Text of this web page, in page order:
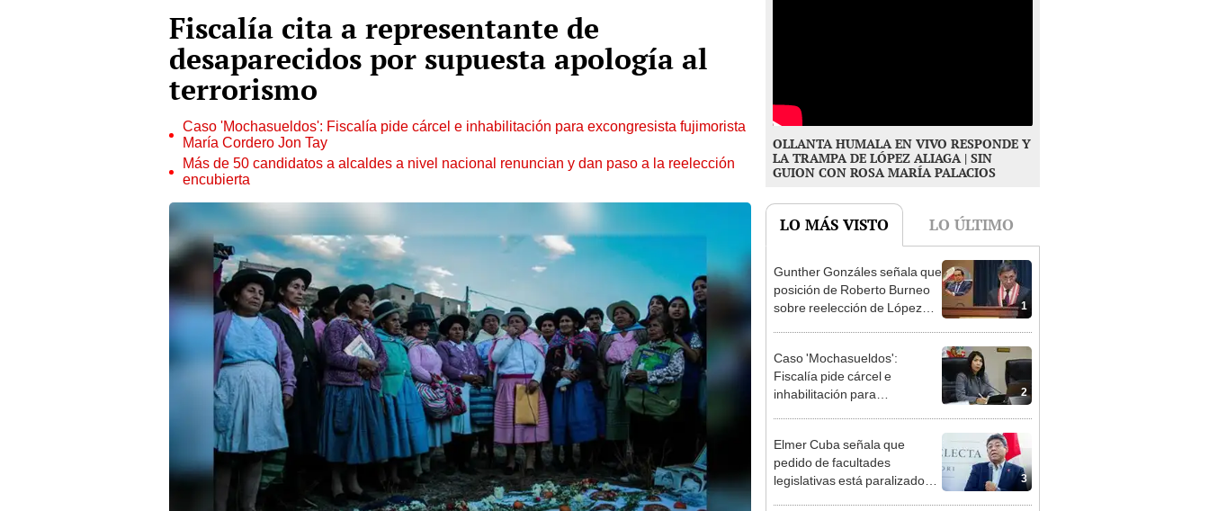
Fiscalía cita a representante de
desaparecidos por supuesta apología al
terrorismo
Caso 'Mochasueldos': Fiscalía pide cárcel e inhabilitación para excongresista fujimorista
María Cordero Jon Tay
Más de 50 candidatos a alcaldes a nivel nacional renuncian y dan paso a la reelección
encubierta
OLLANTA HUMALA EN VIVO RESPONDE Y
LA TRAMPA DE LÓPEZ ALIAGA | SIN
GUION CON ROSA MARÍA PALACIOS
LO MÁS VISTO LO ÚLTIMO
1
Gunther Gonzáles señala que
posición de Roberto Burneo
sobre reelección de López
2
Caso 'Mochasueldos':
Fiscalía pide cárcel e
inhabilitación para
3
Elmer Cuba señala que
pedido de facultades
legislativas está paralizado